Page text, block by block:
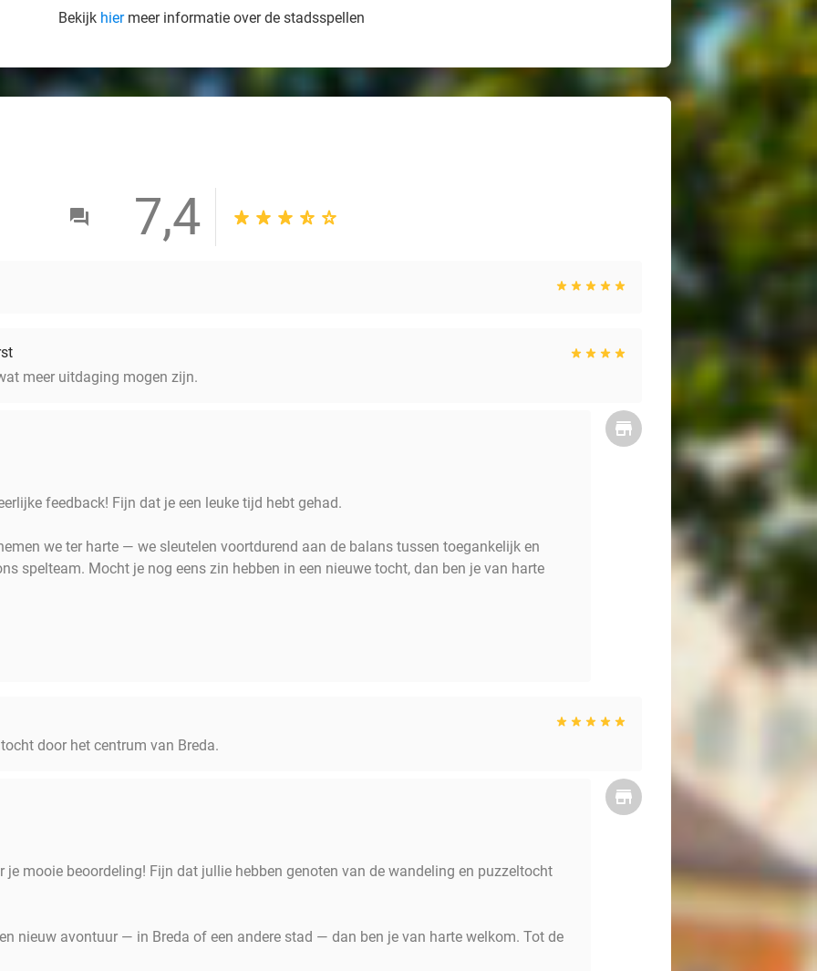
Bekijk hiermeer informatie over de stadsspellen
7,4
meer uitdaging mogen zijn.
feedback! Fijn dat je een leuke tijd hebt gehad.
we ter harte — we sleutelen voortdurend aan de balans tussen toegankelijk en
spelteam. Mocht je nog eens zin hebben in een nieuwe tocht, dan ben je van harte
door het centrum van Breda.
je mooie beoordeling! Fijn dat jullie hebben genoten van de wandeling en puzzeltocht
nieuw avontuur — in Breda of een andere stad — dan ben je van harte welkom. Tot de